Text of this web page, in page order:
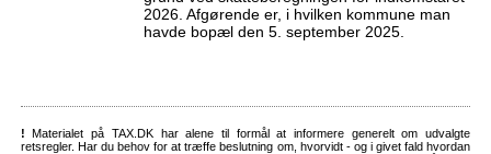
2026. Afgørende er, i hvilken kommune man
havde bopæl den 5. september 2025.
! Materialet på TAX.DK har alene til formål at informere generelt om udvalgte
retsregler. Har du behov for at træffe beslutning om, hvorvidt - og i givet fald hvordan